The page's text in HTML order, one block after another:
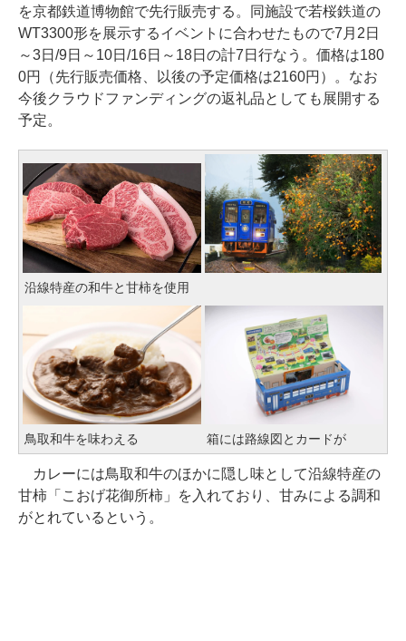
を京都鉄道博物館で先行販売する。同施設で若桜鉄道の
WT3300形を展示するイベントに合わせたもので7月2日
～3日/9日～10日/16日～18日の計7日行なう。価格は180
0円（先行販売価格、以後の予定価格は2160円）。なお
今後クラウドファンディングの返礼品としても展開する
予定。
沿線特産の和牛と甘柿を使用
鳥取和牛を味わえる 箱には路線図とカードが
カレーには鳥取和牛のほかに隠し味として沿線特産の
甘柿「こおげ花御所柿」を入れており、甘みによる調和
がとれているという。